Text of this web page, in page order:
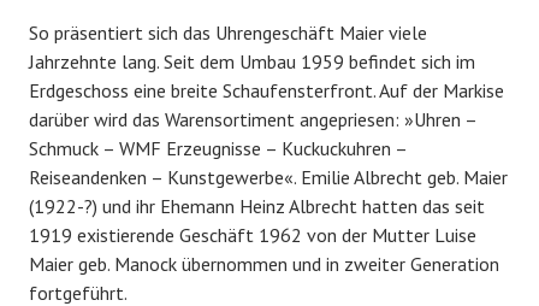
So präsentiert sich das Uhrengeschäft Maier viele
Jahrzehnte lang. Seit dem Umbau 1959 befindet sich im
Erdgeschoss eine breite Schaufensterfront. Auf der Markise
darüber wird das Warensortiment angepriesen: »Uhren –
Schmuck – WMF Erzeugnisse – Kuckuckuhren –
Reiseandenken – Kunstgewerbe«. Emilie Albrecht geb. Maier
(1922-?) und ihr Ehemann Heinz Albrecht hatten das seit
1919 existierende Geschäft 1962 von der Mutter Luise
Maier geb. Manock übernommen und in zweiter Generation
fortgeführt.